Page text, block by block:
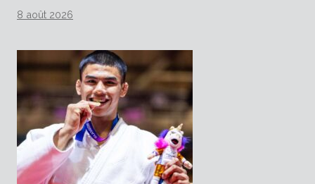
8 août 2026